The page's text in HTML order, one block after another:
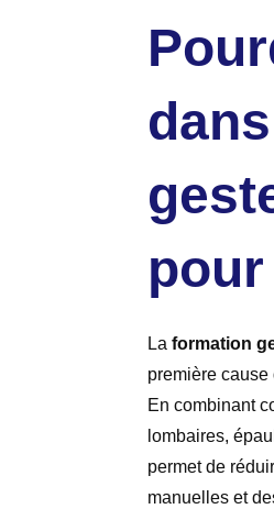
Laformation
première cause
En combinant
lombaires,
permet de
manuelles et